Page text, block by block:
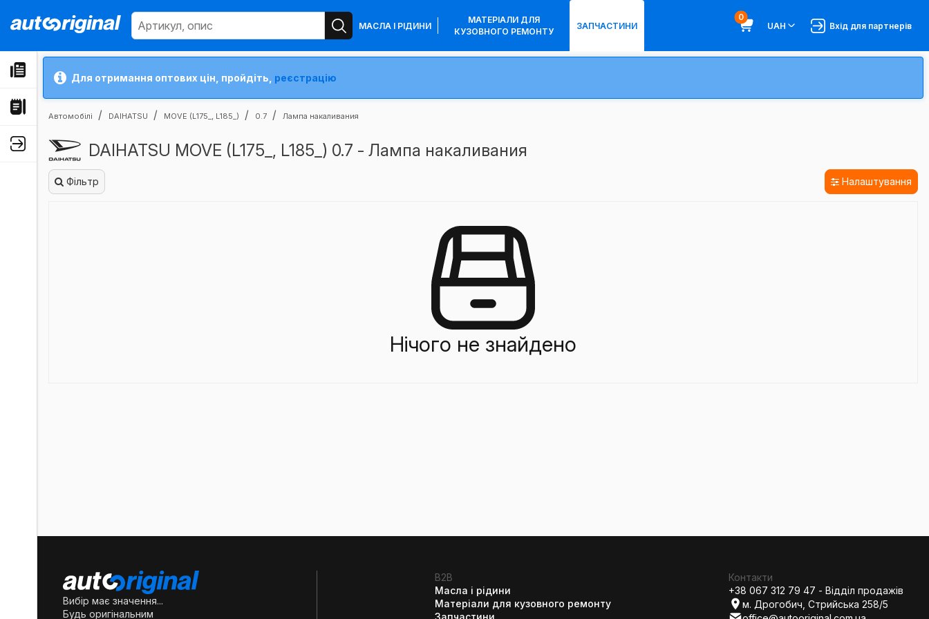
МАСЛА І РІДИНИ
МАТЕРІАЛИ ДЛЯ
КУЗОВНОГО РЕМОНТУ
ЗАПЧАСТИНИ
0
UAH
Вхід для партнерів
Для отримання оптових цін, пройдіть, реєстрацію
Автомобілі DAIHATSU MOVE (L175_, L185_) 0.7 Лампа накаливания
DAIHATSU MOVE (L175_, L185_) 0.7 - Лампа накаливания
Фільтр Налаштування
Нічого не знайдено
Вибір має значення...
Будь оригінальним
B2B
Масла і рідини
Матеріали для кузовного ремонту
Запчастини
Контакти
+38 067 312 79 47 - Відділ продажів
м. Дрогобич, Стрийська 258/5